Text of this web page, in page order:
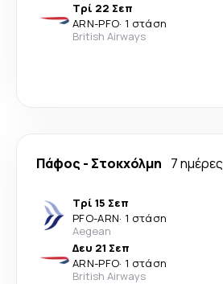
Τρί 22 Σεπ
ARN-PFO· 1 στάση
British Airways
Πάφος - Στοκχόλμη 7 ημέρες
Τρί 15 Σεπ
PFO-ARN· 1 στάση
Aegean
Δευ 21 Σεπ
ARN-PFO· 1 στάση
British Airways